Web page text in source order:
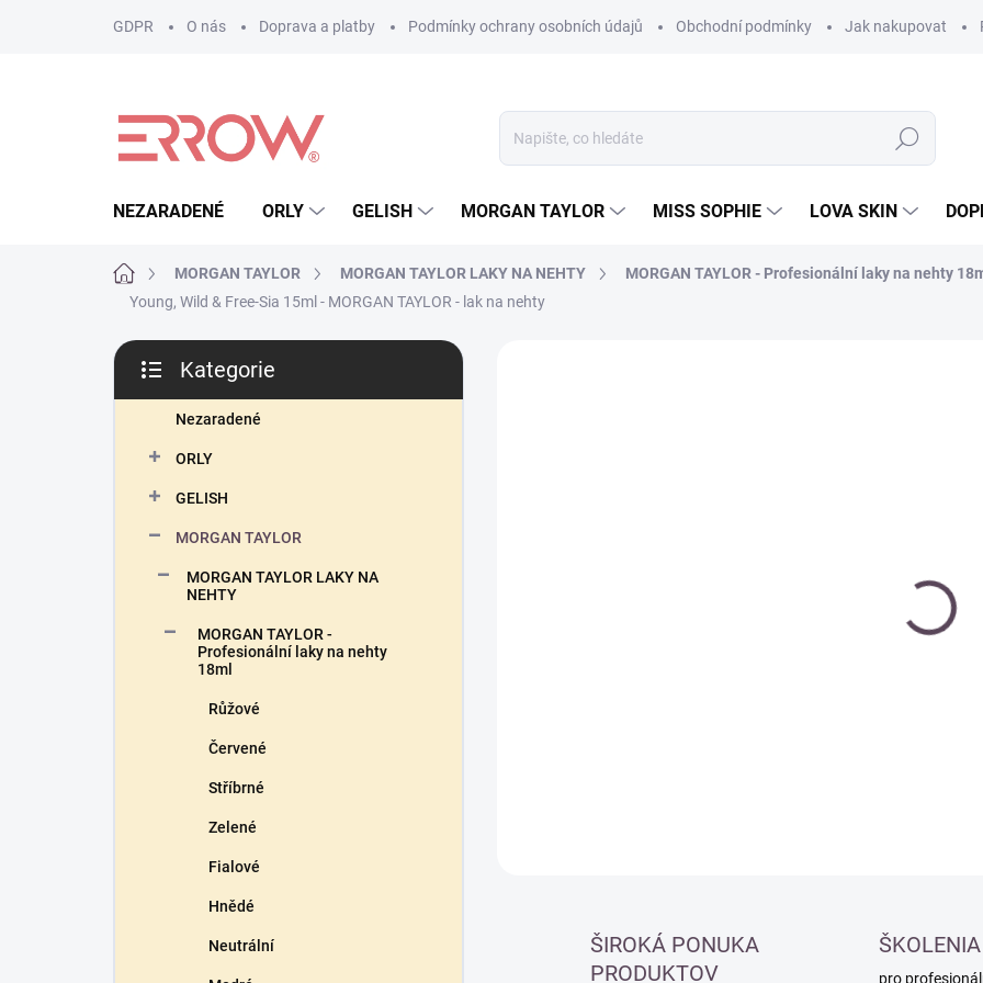
GDPR O nás Doprava a platby Podmínky ochrany osobních údajů Obchodní podmínky Jak nakupovat
Hledat
NEZARADENÉ ORLY GELISH MORGAN TAYLOR MISS SOPHIE LOVA SKIN
Domů MORGAN TAYLOR MORGAN TAYLOR LAKY NA NEHTY MORGAN TAYLOR - Profesionální laky na nehty
Young, Wild & Free-Sia 15ml - MORGAN TAYLOR - lak na nehty
P
s
kategorie
Kategorie
Nezaradené
ORLY
GELISH
MORGAN TAYLOR
MORGAN TAYLOR LAKY NA
NEHTY
MORGAN TAYLOR -
Profesionální laky na nehty
18ml
Růžové
Červené
Stříbrné
Zelené
Fialové
Hnědé
Neutrální
ŠIROKÁ PONUKA
PRODUKTOV
ŠKOLENIA
pro